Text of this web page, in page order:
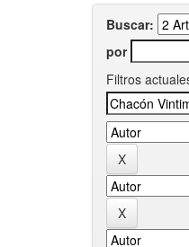
Buscar:
por
Filtros